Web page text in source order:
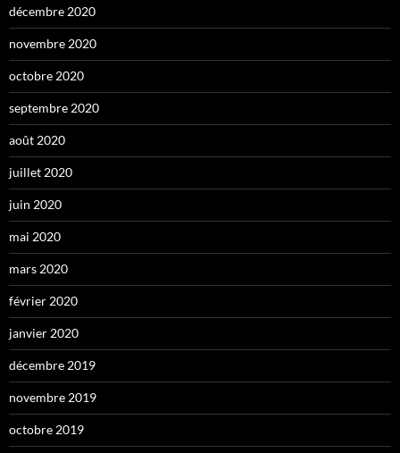
décembre 2020
novembre 2020
octobre 2020
septembre 2020
août 2020
juillet 2020
juin 2020
mai 2020
mars 2020
février 2020
janvier 2020
décembre 2019
novembre 2019
octobre 2019